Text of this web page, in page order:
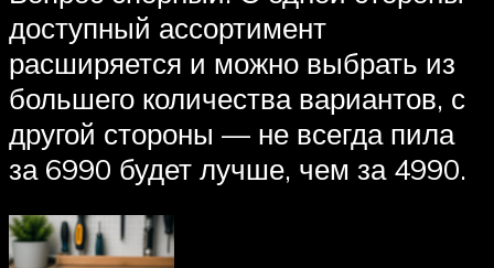
доступный ассортимент
расширяется и можно выбрать из
большего количества вариантов, с
другой стороны — не всегда пила
за 6990 будет лучше, чем за 4990.